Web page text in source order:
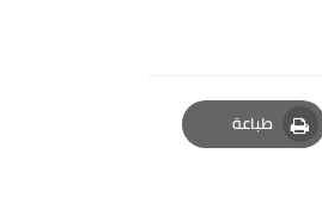
طباعة
Print